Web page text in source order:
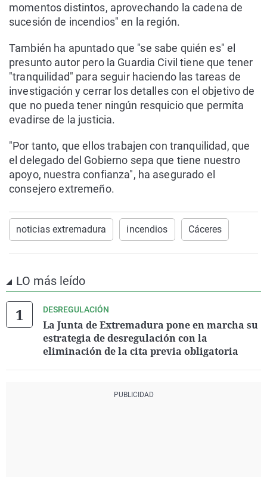
momentos distintos, aprovechando la cadena de
sucesión de incendios" en la región.
También ha apuntado que "se sabe quién es" el
presunto autor pero la Guardia Civil tiene que tener
"tranquilidad" para seguir haciendo las tareas de
investigación y cerrar los detalles con el objetivo de
que no pueda tener ningún resquicio que permita
evadirse de la justicia.
"Por tanto, que ellos trabajen con tranquilidad, que
el delegado del Gobierno sepa que tiene nuestro
apoyo, nuestra confianza", ha asegurado el
consejero extremeño.
noticias extremadura incendios Cáceres
LO más leído
DESREGULACIÓN
La Junta de Extremadura pone en marcha su
estrategia de desregulación con la
eliminación de la cita previa obligatoria